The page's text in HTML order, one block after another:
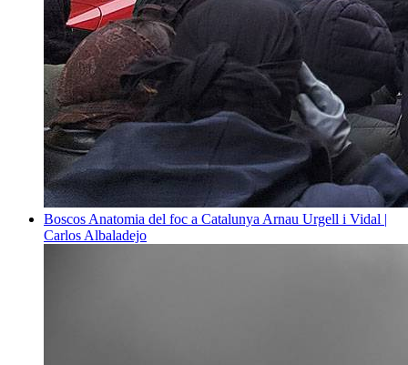
Boscos Anatomia del foc a Catalunya Arnau Urgell i Vidal |
Carlos Albaladejo